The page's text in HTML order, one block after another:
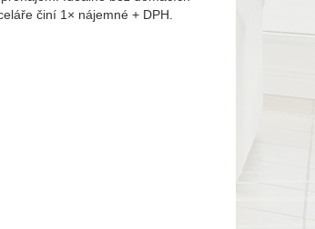
činí 1× nájemné + DPH.